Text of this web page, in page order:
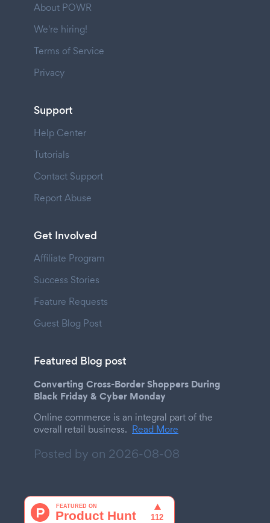
About POWR
We're hiring!
Terms of Service
Privacy
Support
Help Center
Tutorials
Contact Support
Report Abuse
Get Involved
Affiliate Program
Success Stories
Feature Requests
Guest Blog Post
Featured Blog post
Converting Cross-Border Shoppers During
Black Friday & Cyber Monday
Online commerce is an integral part of the
overall retail business. Read More
Posted by on 2026-08-08